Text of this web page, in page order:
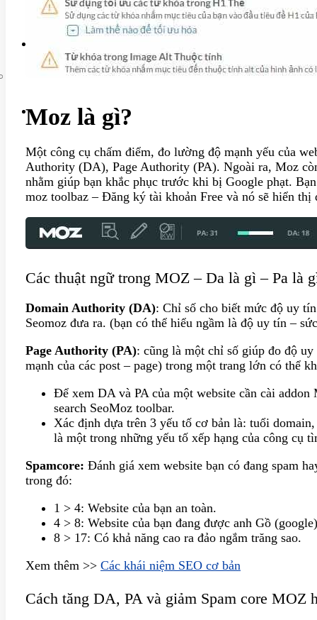
Liên hệ
Moz là gì?
Một công cụ chấm điểm, đo lường độ mạnh yếu của
Authority (DA), Page Authority (PA). Ngoài ra, Moz
nhằm giúp bạn khắc phục trước khi bị Google phạt.
moz toolbaz – Đăng ký tài khoản Free và nó sẽ hiển thị
Các thuật ngữ trong MOZ – Da là gì – Pa là
Domain Authority (DA): Chỉ số cho biết mức độ uy
Seomoz đưa ra. (bạn có thể hiểu ngầm là độ uy tín –
Page Authority (PA): cũng là một chỉ số giúp đo độ
mạnh của các post – page) trong một trang lớn có thể
Để xem DA và PA của một website cần cài
search SeoMoz toolbar.
Xác định dựa trên 3 yếu tố cơ bản là: tuổi
là một trong những yếu tố xếp hạng của công cụ
Spamcore: Đánh giá xem website bạn có đang spam
trong đó:
1 > 4: Website của bạn an toàn.
4 > 8: Website của bạn đang được anh Gồ
8 > 17: Có khả năng cao ra đảo ngắm trăng sao.
Xem thêm >> Các khái niệm SEO cơ bản
Cách tăng DA, PA và giảm Spam core MOZ